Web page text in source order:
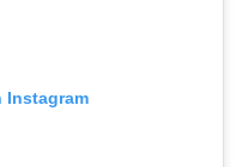
Instagram